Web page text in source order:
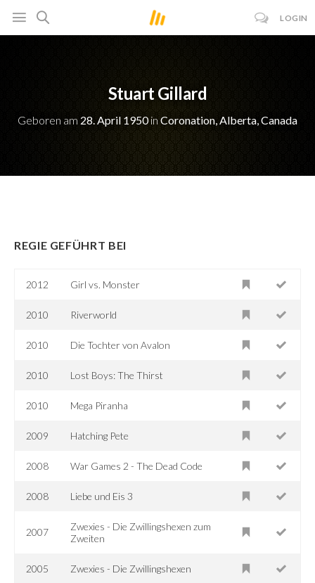
LOGIN
Stuart Gillard
Geboren am 28. April 1950in Coronation, Alberta, Canada
REGIE GEFÜHRT BEI
2012 Girl vs. Monster
2010 Riverworld
2010 Die Tochter von Avalon
2010 Lost Boys: The Thirst
2010 Mega Piranha
2009 Hatching Pete
2008 War Games 2 - The Dead Code
2008 Liebe und Eis 3
2007
Zwexies - Die Zwillingshexen zum
Zweiten
2005 Zwexies - Die Zwillingshexen